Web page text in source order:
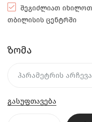
შეგიძლიათ იხილოთ
თბილისის ცენტრში
ზომა
გასუფთავება